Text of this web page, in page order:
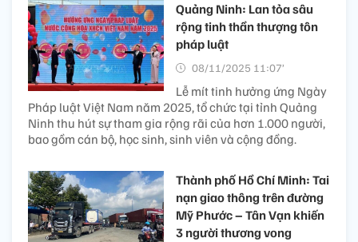
Quảng Ninh: Lan tỏa sâu
rộng tinh thần thượng tôn
pháp luật
08/11/2025 11:07’
Lễ mít tinh hưởng ứng Ngày
Pháp luật Việt Nam năm 2025, tổ chức tại tỉnh Quảng
Ninh thu hút sự tham gia rộng rãi của hơn 1.000 người,
bao gồm cán bộ, học sinh, sinh viên và cộng đồng.
Thành phố Hồ Chí Minh: Tai
nạn giao thông trên đường
Mỹ Phước – Tân Vạn khiến
3 người thương vong